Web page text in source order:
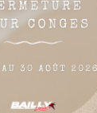
AVANT
de